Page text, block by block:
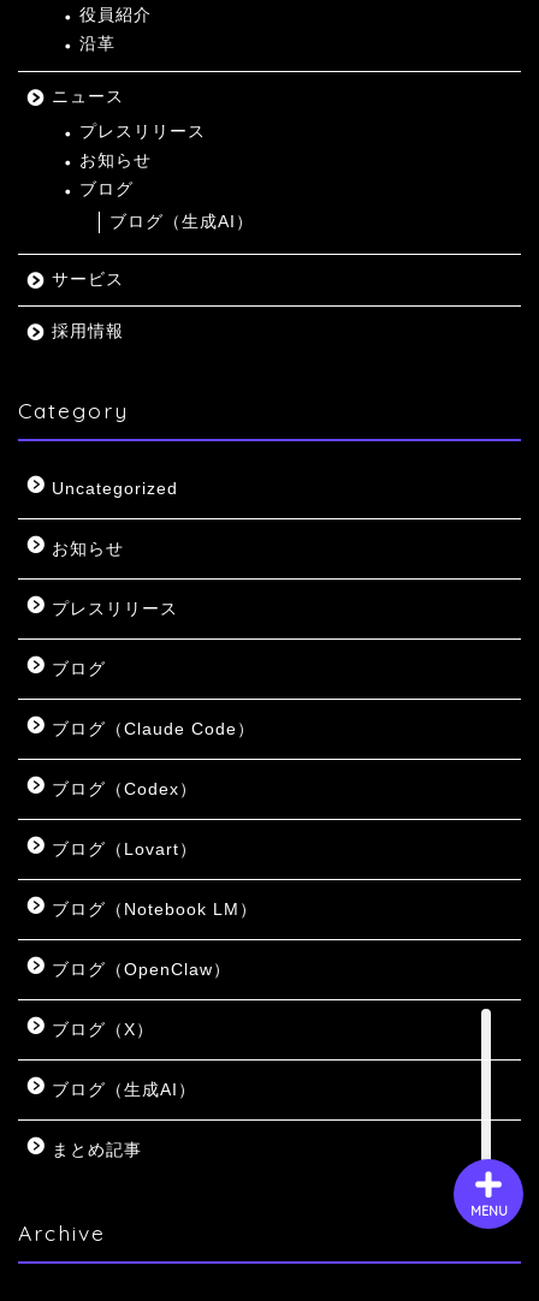
役員紹介
沿革
ニュース
プレスリリース
お知らせ
ブログ
ブログ（生成AI）
サービス
採用情報
Category
Uncategorized
お知らせ
プレスリリース
ブログ
ブログ（Claude Code）
ブログ（Codex）
ブログ（Lovart）
ブログ（Notebook LM）
ブログ（OpenClaw）
ブログ（X）
ブログ（生成AI）
まとめ記事
Archive
MENU